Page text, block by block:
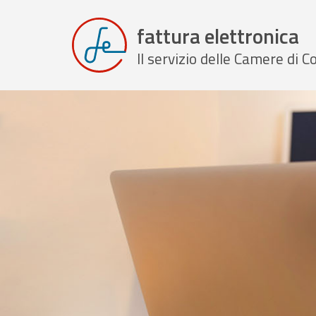
fattura elettronica
Il servizio delle Camere di